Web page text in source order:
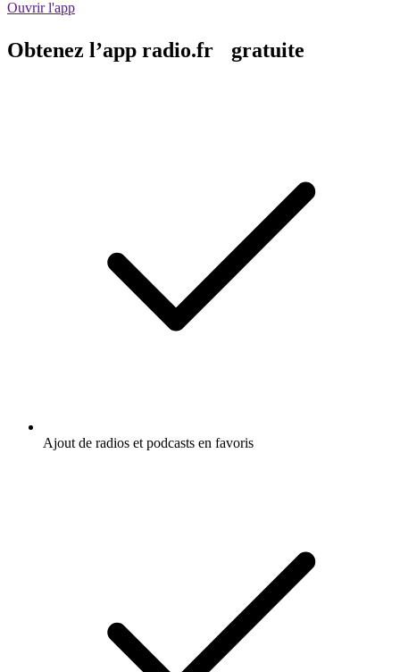
Ouvrir l'app
Obtenez l’app radio.fr gratuite
Ajout de radios et podcasts en favoris